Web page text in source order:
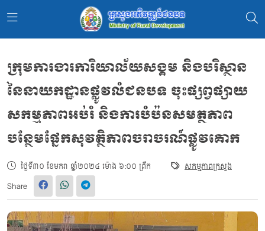
ក្រុមការងារការិយាល័យសង្គម និងបរិស្ថាន
នៃនាយកដ្ឋានផ្លូវលំជនបទ ចុះផ្សព្វផ្សាយ
សកម្មភាពអប់រំ និងការបំប៉នសមត្ថភាព
បន្ថែមផ្នែកសុវត្ថិភាពចរាចរណ៍ផ្លូវគោក
ថ្ងៃទី៣០ ខែមករា ឆ្នាំ២០២៤ ម៉ោង ៦:០០ ព្រឹក សកម្មភាពក្រសួង
Share